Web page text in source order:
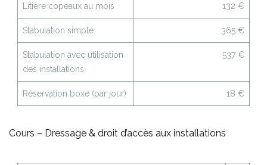
Litière copeaux au mois 132 €
Stabulation simple 365 €
Stabulation avec utilisation
des installations
537 €
Réservation boxe (par jour) 18 €
Cours – Dressage & droit d’accès aux installations